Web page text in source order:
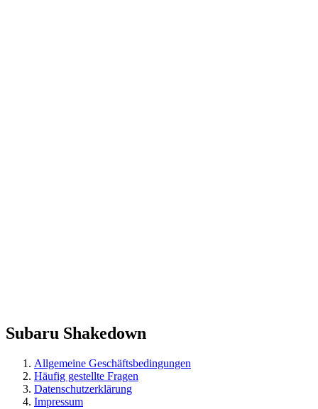
Subaru Shakedown
Allgemeine Geschäftsbedingungen
Häufig gestellte Fragen
Datenschutzerklärung
Impressum